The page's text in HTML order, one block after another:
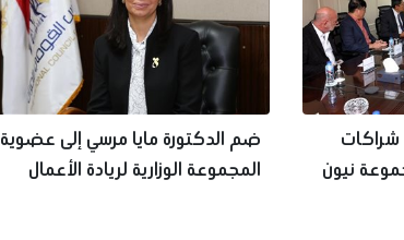
شراكات
نيون
ضم الدكتورة مايا مرسي إلى عضوية
المجموعة الوزارية لريادة الأعمال